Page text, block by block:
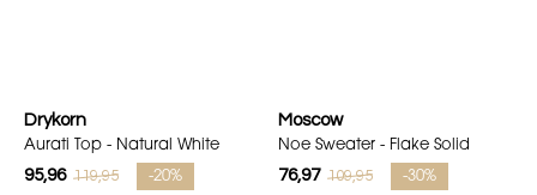
Drykorn
Aurati Top - Natural White
95,96 119,95 -20%
Moscow
Noe Sweater - Flake Solid
76,97 109,95 -30%